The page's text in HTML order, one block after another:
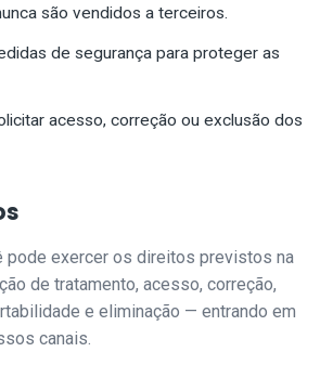
são vendidos a terceiros.
de segurança para proteger as
acesso, correção ou exclusão dos
pode exercer os direitos previstos na
de tratamento, acesso, correção,
e eliminação — entrando em
canais.